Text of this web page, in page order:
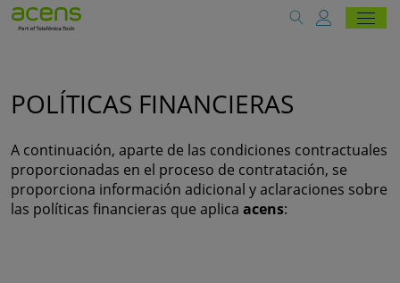
POLÍTICAS FINANCIERAS
A continuación, aparte de las condiciones contractuales
proporcionadas en el proceso de contratación, se
proporciona información adicional y aclaraciones sobre
las políticas financieras que aplica acens: